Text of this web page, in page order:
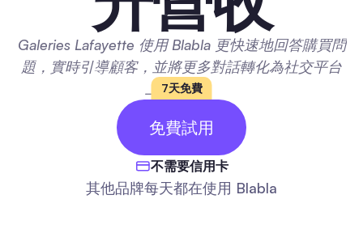
Galeries Lafayette 使用 Blabla 更快速地回答購買問
題，實時引導顧客，並將更多對話轉化為社交平台
上的銷售。
免費試用14 免費
天
7天免費
不需要信用卡
其他品牌每天都在使用 Blabla